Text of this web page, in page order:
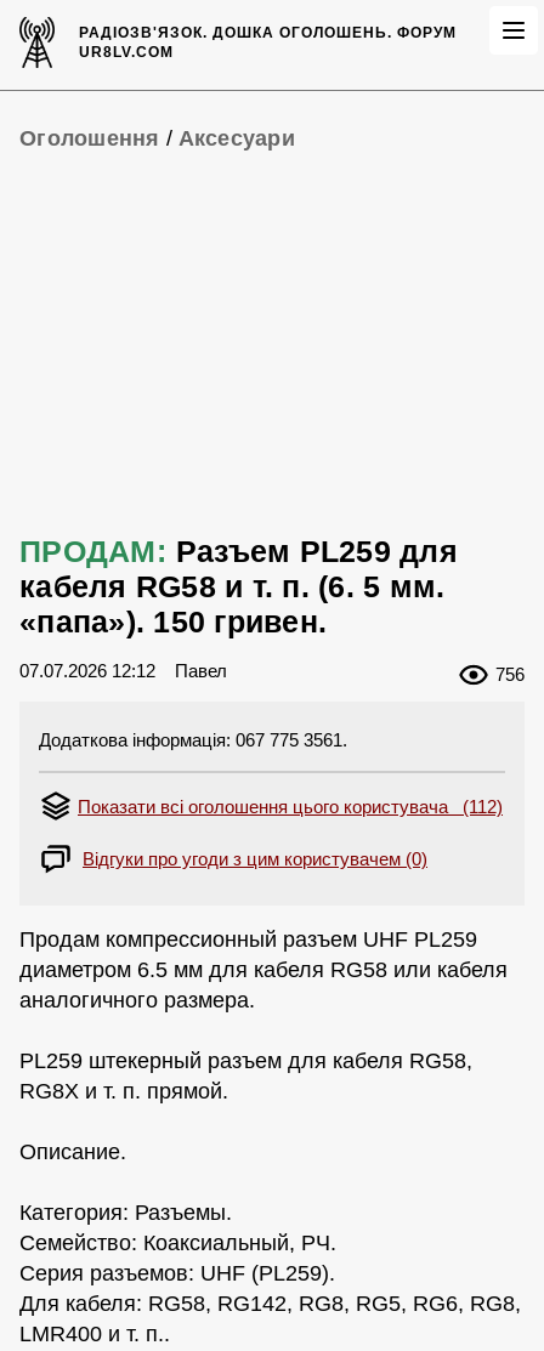
РАДІОЗВ'ЯЗОК.ДОШКА ОГОЛОШЕНЬ. ФОРУМ
UR8LV.COM
Оголошення / Аксесуари
ПРОДАМ: Разъем PL259 для
кабеля RG58 и т. п. (6. 5 мм.
«папа»). 150 гривен.
07.07.2026 12:12 Павел 756
Додаткова інформація: 067 775 3561.
Показати всі оголошення цього користувача (112)
Відгуки про угоди з цим користувачем (0)
Продам компрессионный разъем UHF PL259
диаметром 6.5 мм для кабеля RG58 или кабеля
аналогичного размера.
PL259 штекерный разъем для кабеля RG58,
RG8Х и т. п. прямой.
Описание.
Категория: Разъемы.
Семейство: Коаксиальный, РЧ.
Серия разъемов: UHF (PL259).
Для кабеля: RG58, RG142, RG8, RG5, RG6, RG8,
LMR400 и т. п..